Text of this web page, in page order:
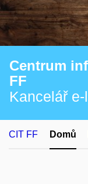
Centrum
FF
Kancelář
CIT FF Domů